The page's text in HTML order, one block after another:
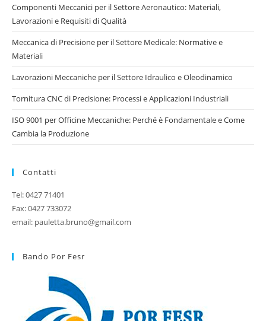
Componenti Meccanici per il Settore Aeronautico: Materiali,
Lavorazioni e Requisiti di Qualità
Meccanica di Precisione per il Settore Medicale: Normative e
Materiali
Lavorazioni Meccaniche per il Settore Idraulico e Oleodinamico
Tornitura CNC di Precisione: Processi e Applicazioni Industriali
ISO 9001 per Officine Meccaniche: Perché è Fondamentale e Come
Cambia la Produzione
Contatti
Tel: 0427 71401
Fax: 0427 733072
email: pauletta.bruno@gmail.com
Bando Por Fesr